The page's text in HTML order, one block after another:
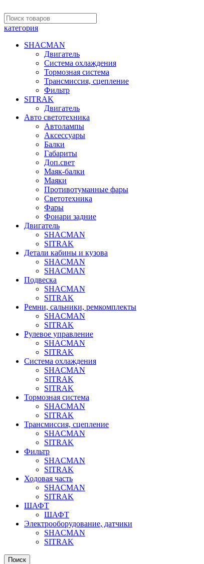
категория
SHACMAN
Двигатель
Система охлаждения
Тормозная система
Трансмиссия, сцепление
Фильтр
SITRAK
Двигатель
Авто светотехника
Автолампы
Аксессуары
Балки
Габариты
Доп.свет
Маяк-балки
Маяки
Противотуманные фары
Светотехника
Фары
Фонари задние
Двигатель
SHACMAN
SITRAK
Детали кабины и кузова
SHACMAN
SHACMAN
Подвеска
SHACMAN
SITRAK
Ремни, сальники, ремкомплекты
SHACMAN
SITRAK
Рулевое управление
SHACMAN
SITRAK
Система охлаждения
SHACMAN
SITRAK
SITRAK
Тормозная система
SHACMAN
SITRAK
Трансмиссия, сцепление
SHACMAN
SITRAK
Фильтр
SHACMAN
SITRAK
Ходовая часть
SHACMAN
SITRAK
ШАФТ
ШАФТ
Электрооборудование, датчики
SHACMAN
SITRAK
Поиск